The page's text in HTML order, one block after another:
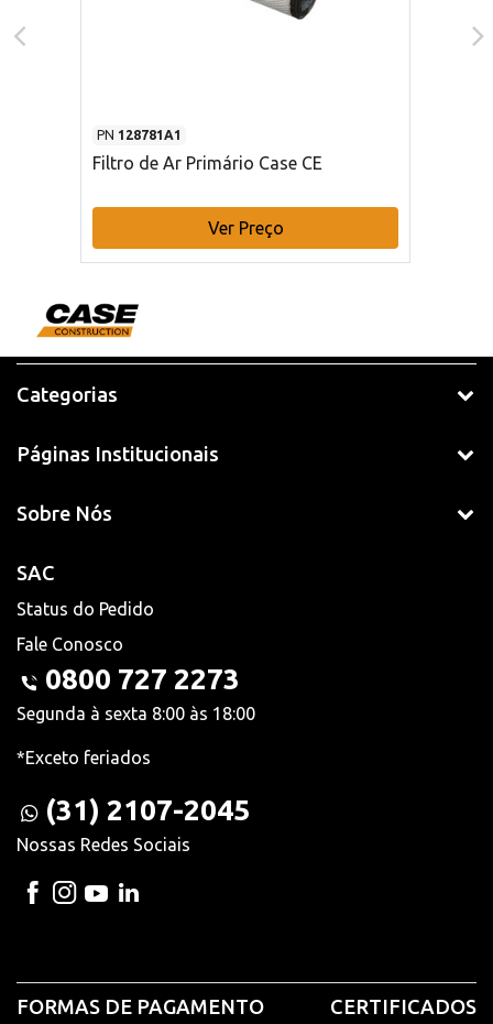
PN 128781A1
Filtro de Ar Primário Case CE
Ver Preço
Categorias
Páginas Institucionais
Sobre Nós
SAC
Status do Pedido
Fale Conosco
0800 727 2273
Segunda à sexta 8:00 às 18:00
*Exceto feriados
(31) 2107-2045
Nossas Redes Sociais
FORMAS DE PAGAMENTO CERTIFICADOS